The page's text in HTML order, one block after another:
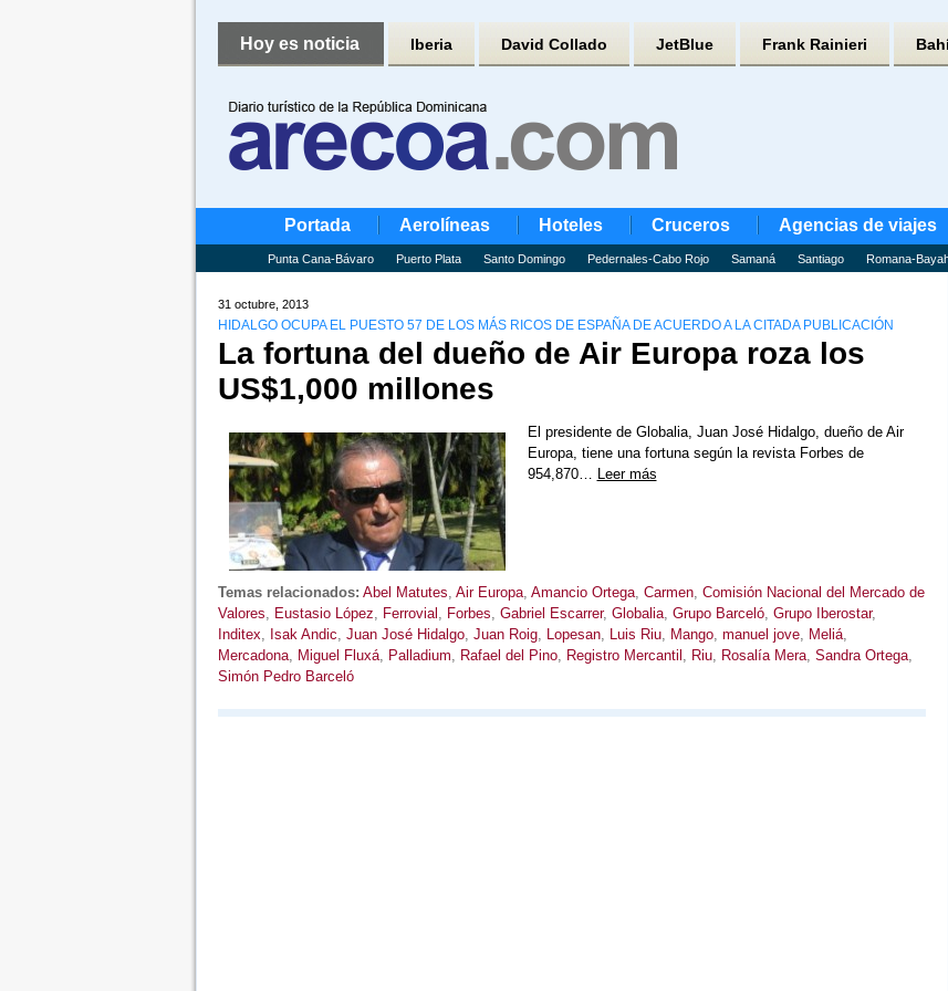
Hoy es noticia Iberia David Collado JetBlue Frank Rainieri
Portada Aerolíneas Hoteles Cruceros Agencias de viajes
Punta Cana-Bávaro Puerto Plata Santo Domingo Pedernales-Cabo Rojo Samaná Santiago Romana-
31 octubre, 2013
HIDALGO OCUPA EL PUESTO 57 DE LOS MÁS RICOS DE ESPAÑA DE ACUERDO A LA CITADA PUBLICACIÓN
La fortuna del dueño de Air Europa roza los
US$1,000 millones
El presidente de Globalia, Juan José Hidalgo, dueño de Air
Europa, tiene una fortuna según la revista Forbes de
954,870… Leer más
Temas relacionados: Abel Matutes, Air Europa, Amancio Ortega, Carmen, Comisión Nacional del Mercado de
Valores, Eustasio López, Ferrovial , Forbes, Gabriel Escarrer, Globalia, Grupo Barceló, Grupo Iberostar,
Inditex, Isak Andic, Juan José Hidalgo, Juan Roig, Lopesan, Luis Riu, Mango, manuel jove, Meliá,
Mercadona, Miguel Fluxá, Palladium, Rafael del Pino, Registro Mercantil , Riu, Rosalía Mera, Sandra Ortega,
Simón Pedro Barceló